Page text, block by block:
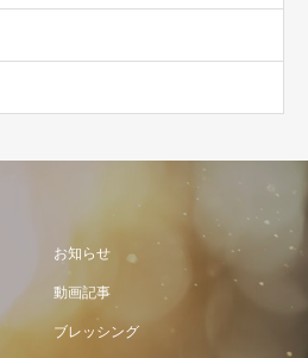
お知らせ
動画記事
ブレッシング